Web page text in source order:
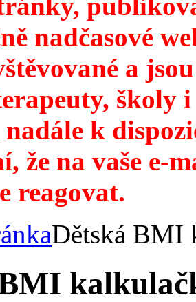
nadčasové
a
školy
nadále k
že na vaše e-
reagovat.
Dětská BMI